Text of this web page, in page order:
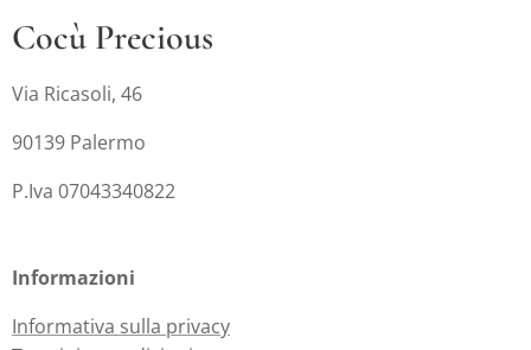
Cocù Precious
Via Ricasoli, 46
90139 Palermo
P.Iva 07043340822
Informazioni
Informativa sulla privacy